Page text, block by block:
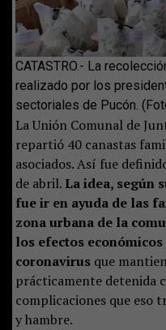
CATASTRO.- La
realizado por los
sectoriales de Pucón.
La Unión Comunal de
repartió 40 canastas
asociados. Así fue
de abril. La idea, según
fue ir en ayuda de las
zona urbana de la
los efectos
coronavirus que
prácticamente detenida
complicaciones que eso
y hambre.